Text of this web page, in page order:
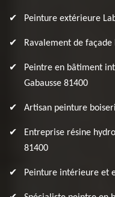
Peinture extérieure
Ravalement de façade
Peintre en bâtiment
Gabausse 81400
Artisan peinture
Entreprise résine
81400
Peinture intérieure et